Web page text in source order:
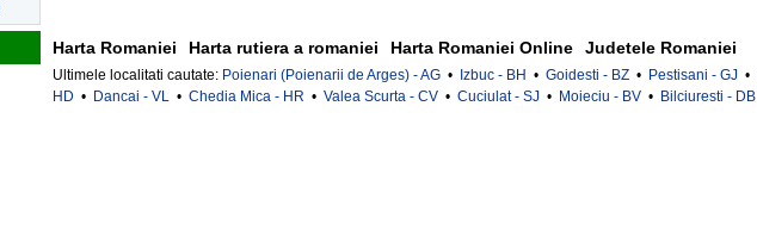
Harta Romaniei Harta rutiera a romaniei Harta Romaniei Online Judetele Romaniei
Ultimele localitati cautate: Poienari (Poienarii de Arges) - AG • Izbuc - BH • Goidesti - BZ • Pestisani - GJ •
HD • Dancai - VL • Chedia Mica - HR • Valea Scurta - CV • Cuciulat - SJ • Moieciu - BV • Bilciuresti - DB